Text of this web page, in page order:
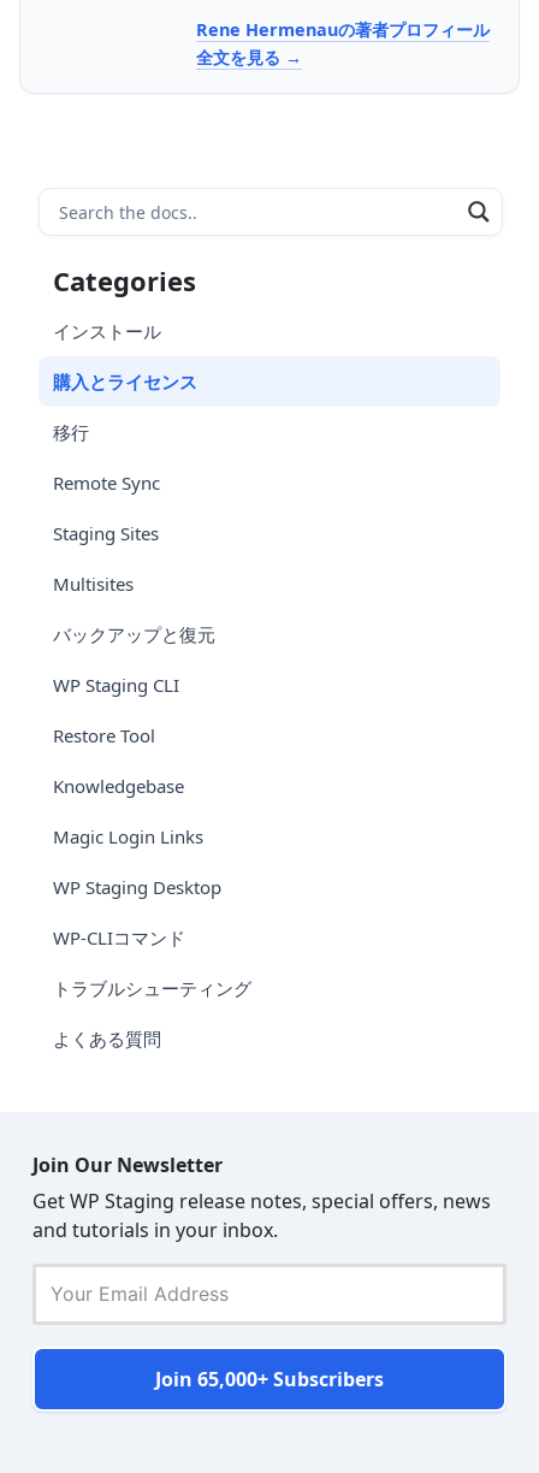
Rene Hermenauの著者プロフィール
全文を見る
Categories
インストール
購入とライセンス
移行
Remote Sync
Staging Sites
Multisites
バックアップと復元
WP Staging CLI
Restore Tool
Knowledgebase
Magic Login Links
WP Staging Desktop
WP-CLIコマンド
トラブルシューティング
よくある質問
Join Our Newsletter
Get WP Staging release notes, special offers, news
and tutorials in your inbox.
Join 65,000+ Subscribers